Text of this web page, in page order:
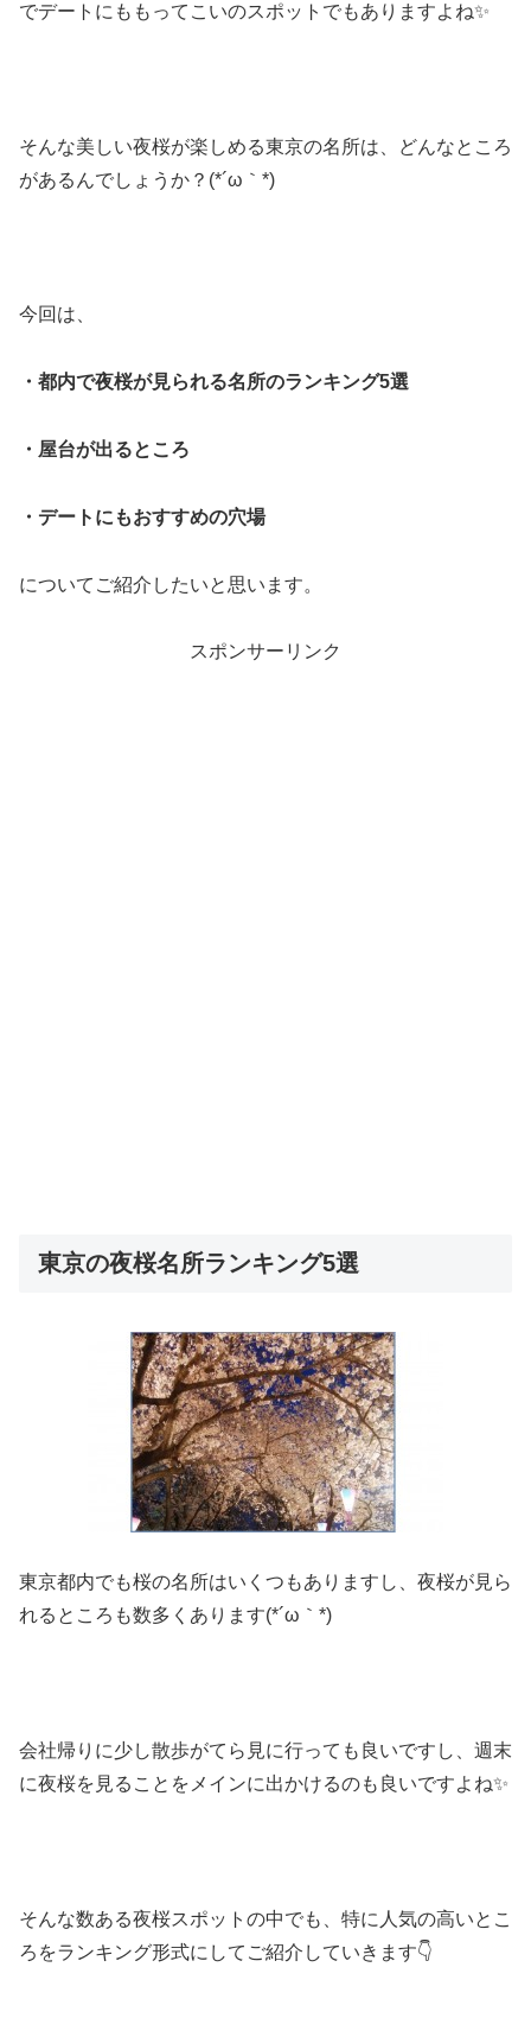
でデートにももってこいのスポットでもありますよね✨
そんな美しい夜桜が楽しめる東京の名所は、どんなところ
があるんでしょうか？(*´ω｀*)
今回は、
・都内で夜桜が見られる名所のランキング5選
・屋台が出るところ
・デートにもおすすめの穴場
についてご紹介したいと思います。
スポンサーリンク
東京の夜桜名所ランキング5選
東京都内でも桜の名所はいくつもありますし、夜桜が見ら
れるところも数多くあります(*´ω｀*)
会社帰りに少し散歩がてら見に行っても良いですし、週末
に夜桜を見ることをメインに出かけるのも良いですよね✨
そんな数ある夜桜スポットの中でも、特に人気の高いとこ
ろをランキング形式にしてご紹介していきます👇